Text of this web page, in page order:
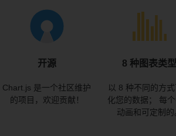
开源
Chart.js 是一个社区维护
的项目，欢迎贡献！
8 种图表类型
以 8 种不同的方
化您的数据； 每
动画和可定制的